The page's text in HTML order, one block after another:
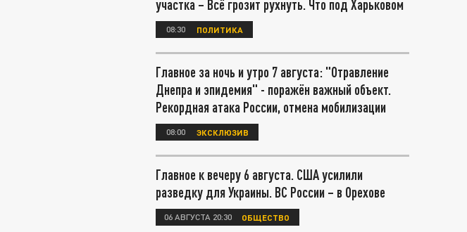
участка – Всё грозит рухнуть. Что под Харьковом
08:30 ПОЛИТИКА
Главное за ночь и утро 7 августа: "Отравление
Днепра и эпидемия" - поражён важный объект.
Рекордная атака России, отмена мобилизации
08:00 ЭКСКЛЮЗИВ
Главное к вечеру 6 августа. США усилили
разведку для Украины. ВС России – в Орехове
06 АВГУСТА 20:30 ОБЩЕСТВО